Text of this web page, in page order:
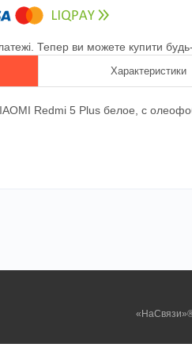
Тепер ви можете купити
Характеристики
Redmi 5 Plus белое, с